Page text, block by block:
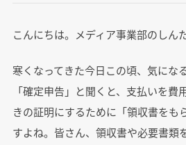
こんにちは。メディア事業部のしん
寒くなってきた今日この頃、気にな
「確定申告」と聞くと、支払いを費
きの証明にするために「領収書をも
すよね。皆さん、領収書や必要書類